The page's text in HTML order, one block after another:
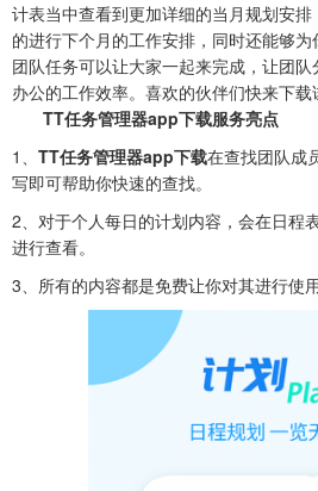
计表当中查看到更加详细的当月规划安
的进行下个月的工作安排，同时还能够
团队任务可以让大家一起来完成，让团
办公的工作效率。喜欢的伙伴们快来下载
TT任务管理器app下载服务亮点
1、 TT任务管理器app下载在查找团队成
写即可帮助你快速的查找。
2、对于个人每日的计划内容，会在日程
进行查看。
3、 所有的内容都是免费让你对其进行使